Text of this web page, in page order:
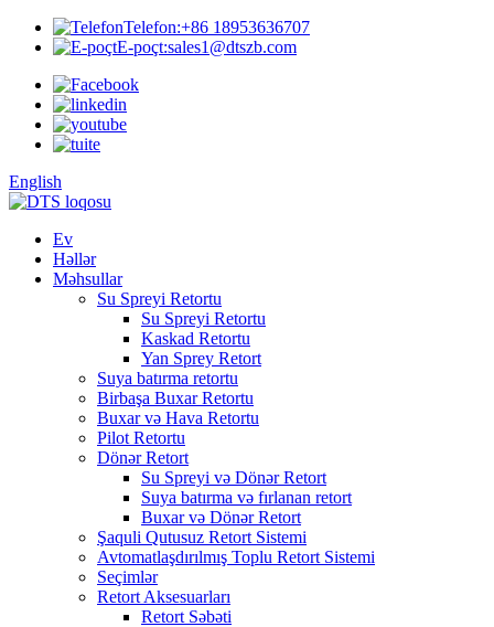
Telefon:+86 18953636707
E-poçt:sales1@dtszb.com
English
Ev
Həllər
Məhsullar
Su Spreyi Retortu
Su Spreyi Retortu
Kaskad Retortu
Yan Sprey Retort
Suya batırma retortu
Birbaşa Buxar Retortu
Buxar və Hava Retortu
Pilot Retortu
Dönər Retort
Su Spreyi və Dönər Retort
Suya batırma və fırlanan retort
Buxar və Dönər Retort
Şaquli Qutusuz Retort Sistemi
Avtomatlaşdırılmış Toplu Retort Sistemi
Seçimlər
Retort Aksesuarları
Retort Səbəti